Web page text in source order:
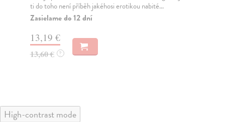
ti do toho není příběh jakéhosi erotikou nabité...
Zasielame do 12 dní
13,19 €
13,60 € ?
High-contrast mode